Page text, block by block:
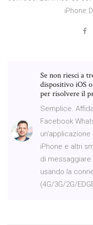
iPhone:
Se non riesci a
dispositivo iOS
per risolvere il
‎Semplice.
Facebook
un'applicazione
iPhone e altri
di
usando la
(4G/3G/2G/